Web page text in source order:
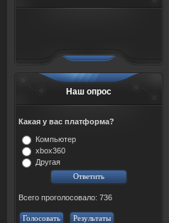
Наш опрос
Какая у вас платформа?
Компьютер
xbox360
Другая
Всего проголосовало: 736
Голосовать Результаты